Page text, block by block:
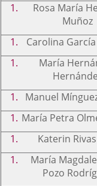
Rosa María
Muñoz
Carolina
María
Manuel
María Petra
Katerin
María
Pozo